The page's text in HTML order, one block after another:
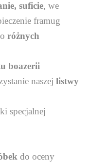
suficie, we
framug
różnych
boazerii
naszej listwy
specjalnej
do oceny